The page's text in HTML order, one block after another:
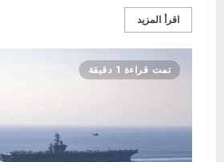
اقرأ المزيد
تمت قراءة 1 دقيقة